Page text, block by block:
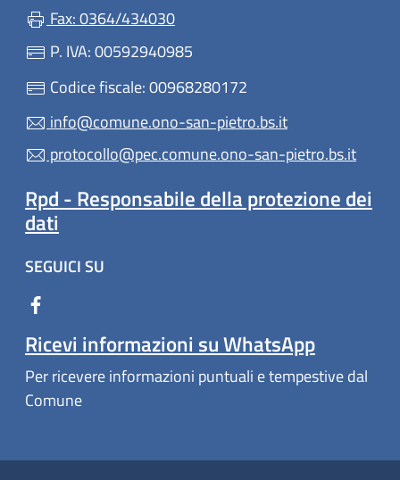
Fax: 0364/434030
P. IVA: 00592940985
Codice fiscale: 00968280172
info@comune.ono-san-pietro.bs.it
protocollo@pec.comune.ono-san-pietro.bs.it
Rpd - Responsabile della protezione dei
dati
SEGUICI SU
Ricevi informazioni su WhatsApp
Per ricevere informazioni puntuali e tempestive dal
Comune